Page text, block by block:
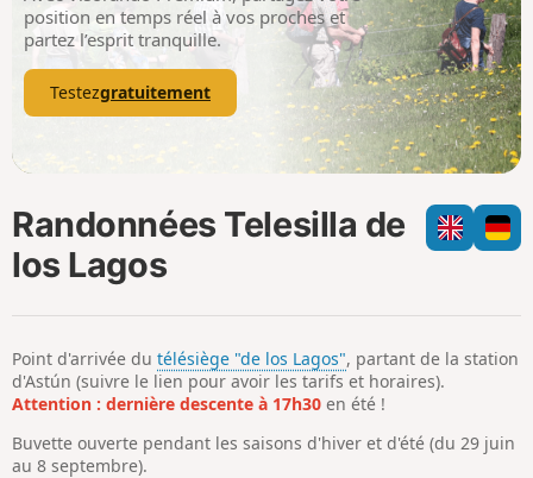
p
position en temps réel à vos proches et
partez l’esprit tranquille.
Testezgratuitement
Randonnées Telesilla de
los Lagos
Point d'arrivée du télésiège "de los Lagos", partant de la station
d'Astún (suivre le lien pour avoir les tarifs et horaires).
Attention : dernière descente à 17h30 en été !
Buvette ouverte pendant les saisons d'hiver et d'été (du 29 juin
au 8 septembre).